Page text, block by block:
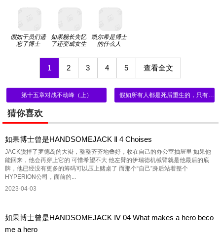
假如干员们遗
忘了博士
如果舰长失忆
了还变成女生
凯尔希是博士
的什么人
1 2 3 4 5 查看全文
第十五章对战不动峰（上）
猜你喜欢
如果博士曾是HANDSOMEJACK Ⅱ 4 Choises
JACK脱掉了罗德岛的大褂，整整齐齐地叠好，收在自己的办公室抽屉里 如果他
能回来，他会再穿上它的 可惜希望不大 他左臂的伊瑞德机械臂就是他最后的底
牌，他已经没有更多的筹码可以压上赌桌了 而那个“自己”身后站着整个
HYPERION公司，面前的...
2023-04-03
如果博士曾是HANDSOMEJACK Ⅳ 04 What makes a hero beco
me a hero